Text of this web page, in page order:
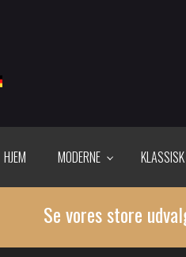
HJEM MODERNE KLASSISK
Se vores store